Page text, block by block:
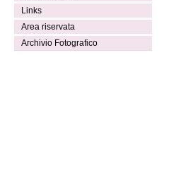
Links
Area riservata
Archivio Fotografico